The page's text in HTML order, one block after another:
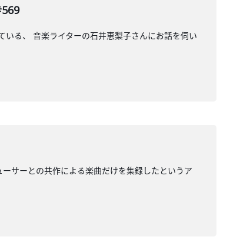
る、 音楽ライターの石井恵梨子さんにお話を伺い
サーとの共作による楽曲だけを集録したというア